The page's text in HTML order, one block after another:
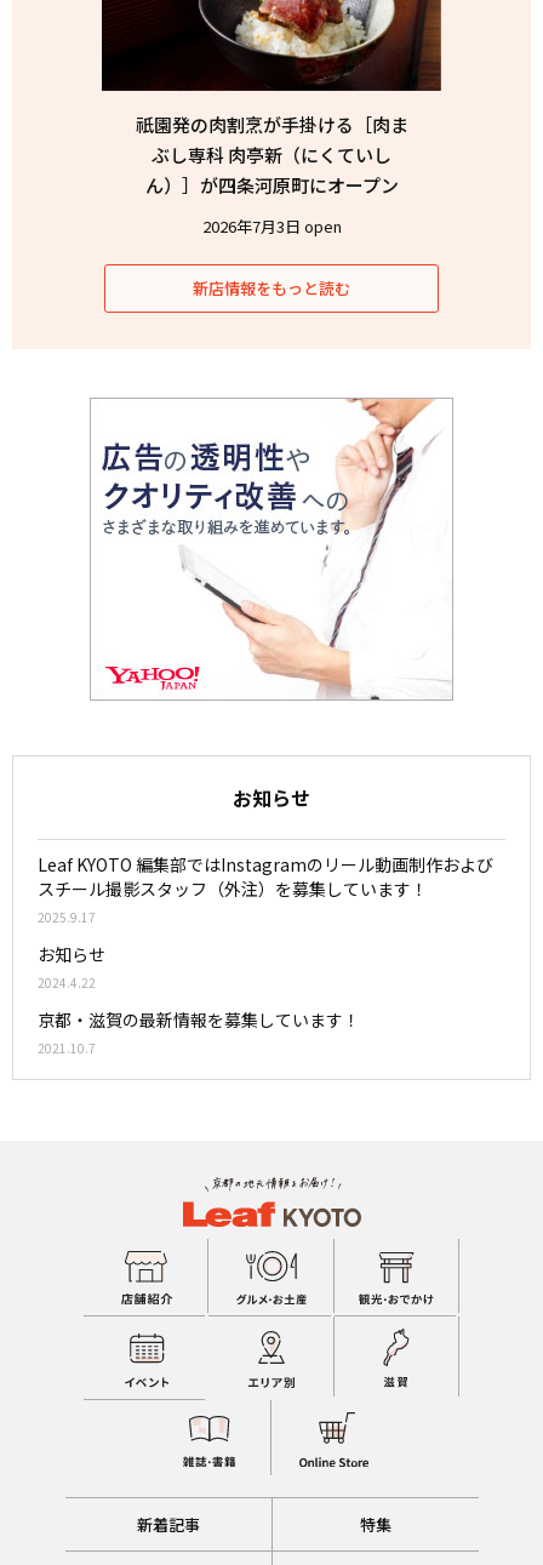
祇園発の肉割烹が手掛ける［肉ま
ぶし専科 肉亭新（にくていし
ん）］が四条河原町にオープン
2026年7月3日 open
新店情報をもっと読む
お知らせ
Leaf KYOTO 編集部ではInstagramのリール動画制作および
スチール撮影スタッフ（外注）を募集しています！
2025.9.17
お知らせ
2024.4.22
京都・滋賀の最新情報を募集しています！
2021.10.7
新着記事 特集